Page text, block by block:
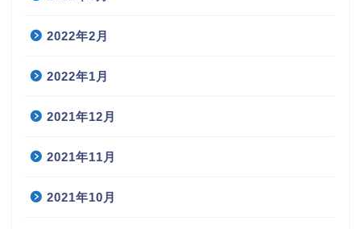
2022年2月
2022年1月
2021年12月
2021年11月
2021年10月